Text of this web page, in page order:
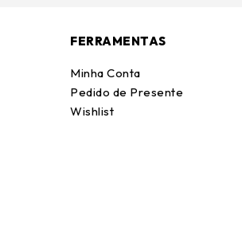
FERRAMENTAS
Minha Conta
Pedido de Presente
Wishlist